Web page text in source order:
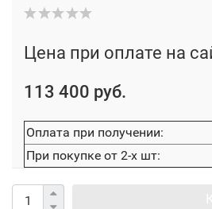
Цена при оплате на
113 400 руб.
Оплата при получении:
При покупке от 2-х шт: